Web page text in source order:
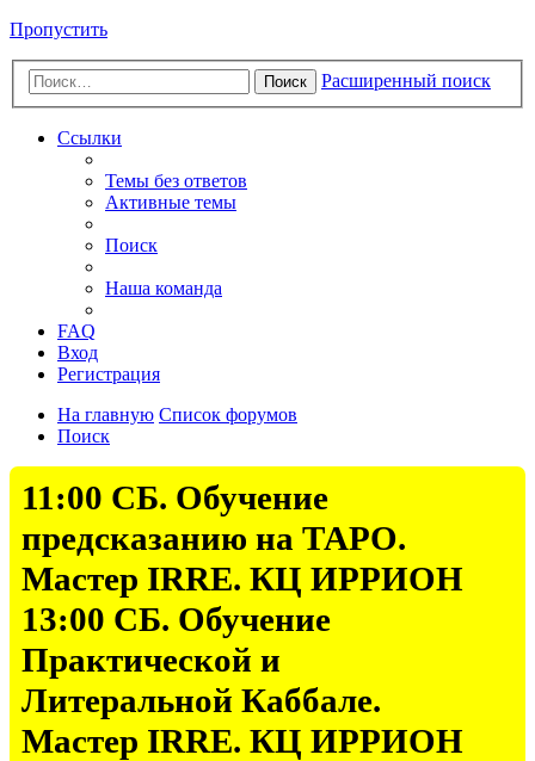
Пропустить
Поиск Расширенный поиск
Ссылки
Темы без ответов
Активные темы
Поиск
Наша команда
FAQ
Вход
Регистрация
На главную Список форумов
Поиск
11:00 СБ. Обучение
предсказанию на ТАРО.
Мастер IRRE. КЦ ИРРИОН
13:00 СБ. Обучение
Практической и
Литеральной Каббале.
Мастер IRRE. КЦ ИРРИОН